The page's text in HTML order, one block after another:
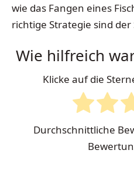
wie das Fangen eines
richtige Strategie sind der
Wie hilfreich
Klicke auf die
Durchschnittliche